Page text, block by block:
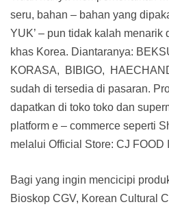
seru, bahan – bahan yang
YUK’ – pun tidak kalah menarik
khas Korea. Diantaranya:
KORASA, BIBIGO,
sudah di tersedia di pasaran.
dapatkan di toko toko dan
platform e – commerce seperti
melalui Official Store: CJ FOOD
Bagi yang ingin mencicipi
Bioskop CGV, Korean Cultural